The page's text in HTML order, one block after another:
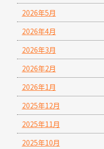
2026年5月
2026年4月
2026年3月
2026年2月
2026年1月
2025年12月
2025年11月
2025年10月